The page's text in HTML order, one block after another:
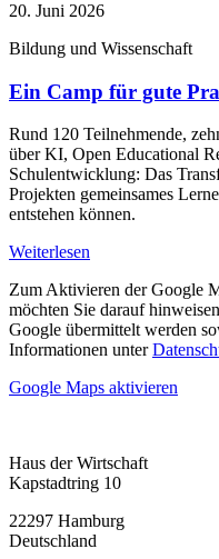
20. Juni 2026
Bildung und Wissenschaft
Ein Camp für gute
Rund 120 Teilnehmende,
über KI, Open Educational
Schulentwicklung: Das
Projekten gemeinsames
entstehen können.
Weiterlesen
Zum Aktivieren der Google
möchten Sie darauf
Google übermittelt werden
Informationen unter
Google Maps aktivieren
Haus der Wirtschaft
Kapstadtring 10
22297 Hamburg
Deutschland